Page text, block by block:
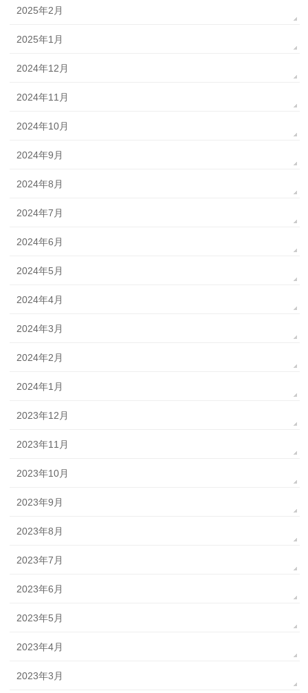
2025年2月
2025年1月
2024年12月
2024年11月
2024年10月
2024年9月
2024年8月
2024年7月
2024年6月
2024年5月
2024年4月
2024年3月
2024年2月
2024年1月
2023年12月
2023年11月
2023年10月
2023年9月
2023年8月
2023年7月
2023年6月
2023年5月
2023年4月
2023年3月